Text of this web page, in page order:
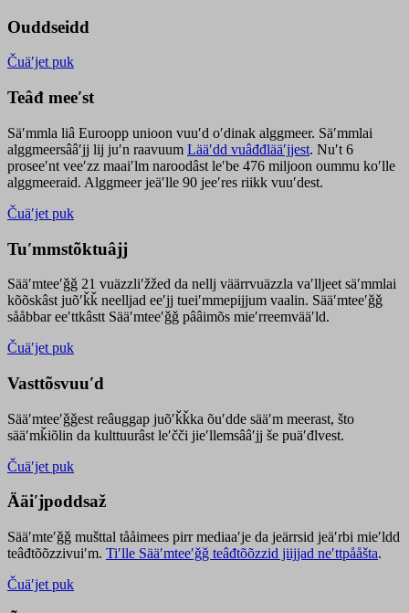
Ouddseidd
Čuäʹjet puk
Teâđ meeʹst
Säʹmmla liâ Euroopp unioon vuuʹd oʹdinak alggmeer. Säʹmmlai
alggmeersââʹjj lij juʹn raavuum Lääʹdd vuâđđlääʹjjest. Nuʹt 6
proseeʹnt veeʹzz maaiʹlm naroodâst leʹbe 476 miljoon oummu koʹlle
alggmeeraid. Alggmeer jeäʹlle 90 jeeʹres riikk vuuʹdest.
Čuäʹjet puk
Tuʹmmstõktuâjj
Sääʹmteeʹǧǧ 21 vuäzzliʹžžed da nellj väärrvuäzzla vaʹlljeet säʹmmlai
kõõskâst juõʹǩǩ neelljad eeʹjj tueiʹmmepijjum vaalin. Sääʹmteeʹǧǧ
sååbbar eeʹttkâstt Sääʹmteeʹǧǧ pââimõs mieʹrreemvääʹld.
Čuäʹjet puk
Vasttõsvuuʹd
Sääʹmteeʹǧǧest reâuggap juõʹǩǩka õuʹdde sääʹm meerast, što
sääʹmǩiõlin da kulttuurâst leʹčči jieʹllemsââʹjj še puäʹđlvest.
Čuäʹjet puk
Ääiʹjpoddsaž
Sääʹmteʹǧǧ mušttal tååimees pirr mediaaʹje da jeärrsid jeäʹrbi mieʹldd
teâđtõõzzivuiʹm. Tiʹlle Sääʹmteeʹǧǧ teâđtõõzzid jiijjad neʹttpååšta.
Čuäʹjet puk